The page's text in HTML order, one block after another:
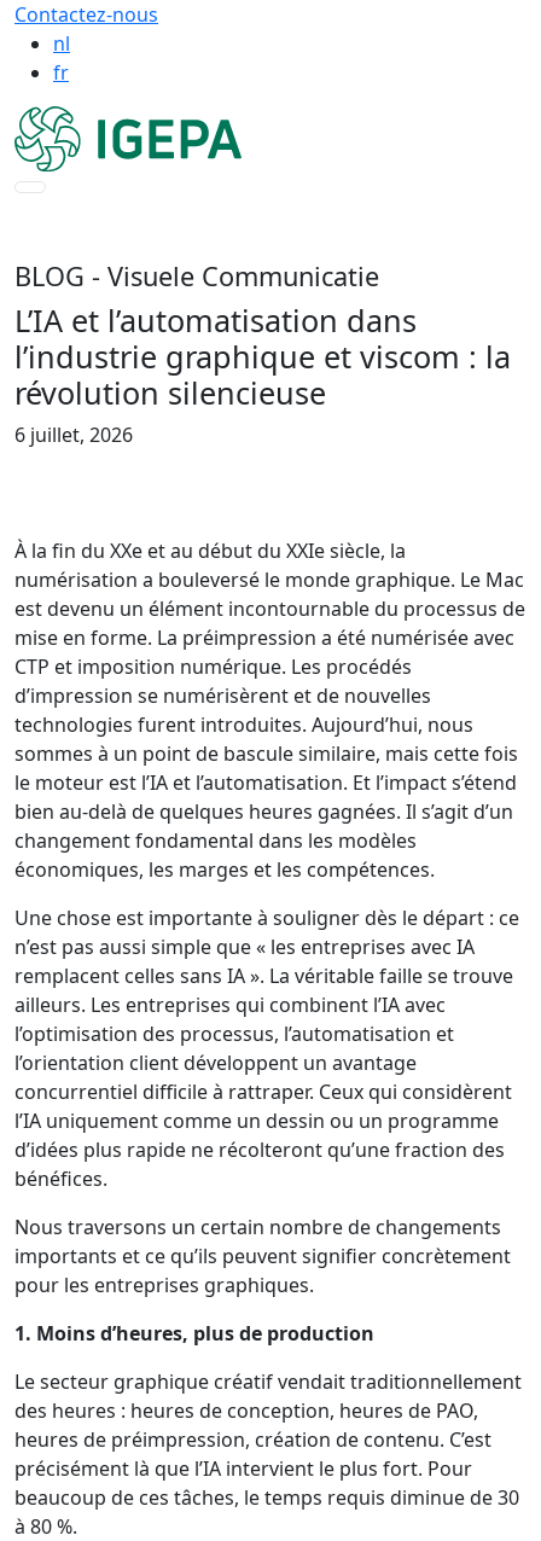
Contactez-nous
nl
fr
BLOG - Visuele Communicatie
L’IA et l’automatisation dans
l’industrie graphique et viscom : la
révolution silencieuse
6 juillet, 2026
À la fin du XXe et au début du XXIe siècle, la
numérisation a bouleversé le monde graphique. Le Mac
est devenu un élément incontournable du processus de
mise en forme. La préimpression a été numérisée avec
CTP et imposition numérique. Les procédés
d’impression se numérisèrent et de nouvelles
technologies furent introduites. Aujourd’hui, nous
sommes à un point de bascule similaire, mais cette fois
le moteur est l’IA et l’automatisation. Et l’impact s’étend
bien au-delà de quelques heures gagnées. Il s’agit d’un
changement fondamental dans les modèles
économiques, les marges et les compétences.
Une chose est importante à souligner dès le départ : ce
n’est pas aussi simple que « les entreprises avec IA
remplacent celles sans IA ». La véritable faille se trouve
ailleurs. Les entreprises qui combinent l’IA avec
l’optimisation des processus, l’automatisation et
l’orientation client développent un avantage
concurrentiel difficile à rattraper. Ceux qui considèrent
l’IA uniquement comme un dessin ou un programme
d’idées plus rapide ne récolteront qu’une fraction des
bénéfices.
Nous traversons un certain nombre de changements
importants et ce qu’ils peuvent signifier concrètement
pour les entreprises graphiques.
1. Moins d’heures, plus de production
Le secteur graphique créatif vendait traditionnellement
des heures : heures de conception, heures de PAO,
heures de préimpression, création de contenu. C’est
précisément là que l’IA intervient le plus fort. Pour
beaucoup de ces tâches, le temps requis diminue de 30
à 80 %.